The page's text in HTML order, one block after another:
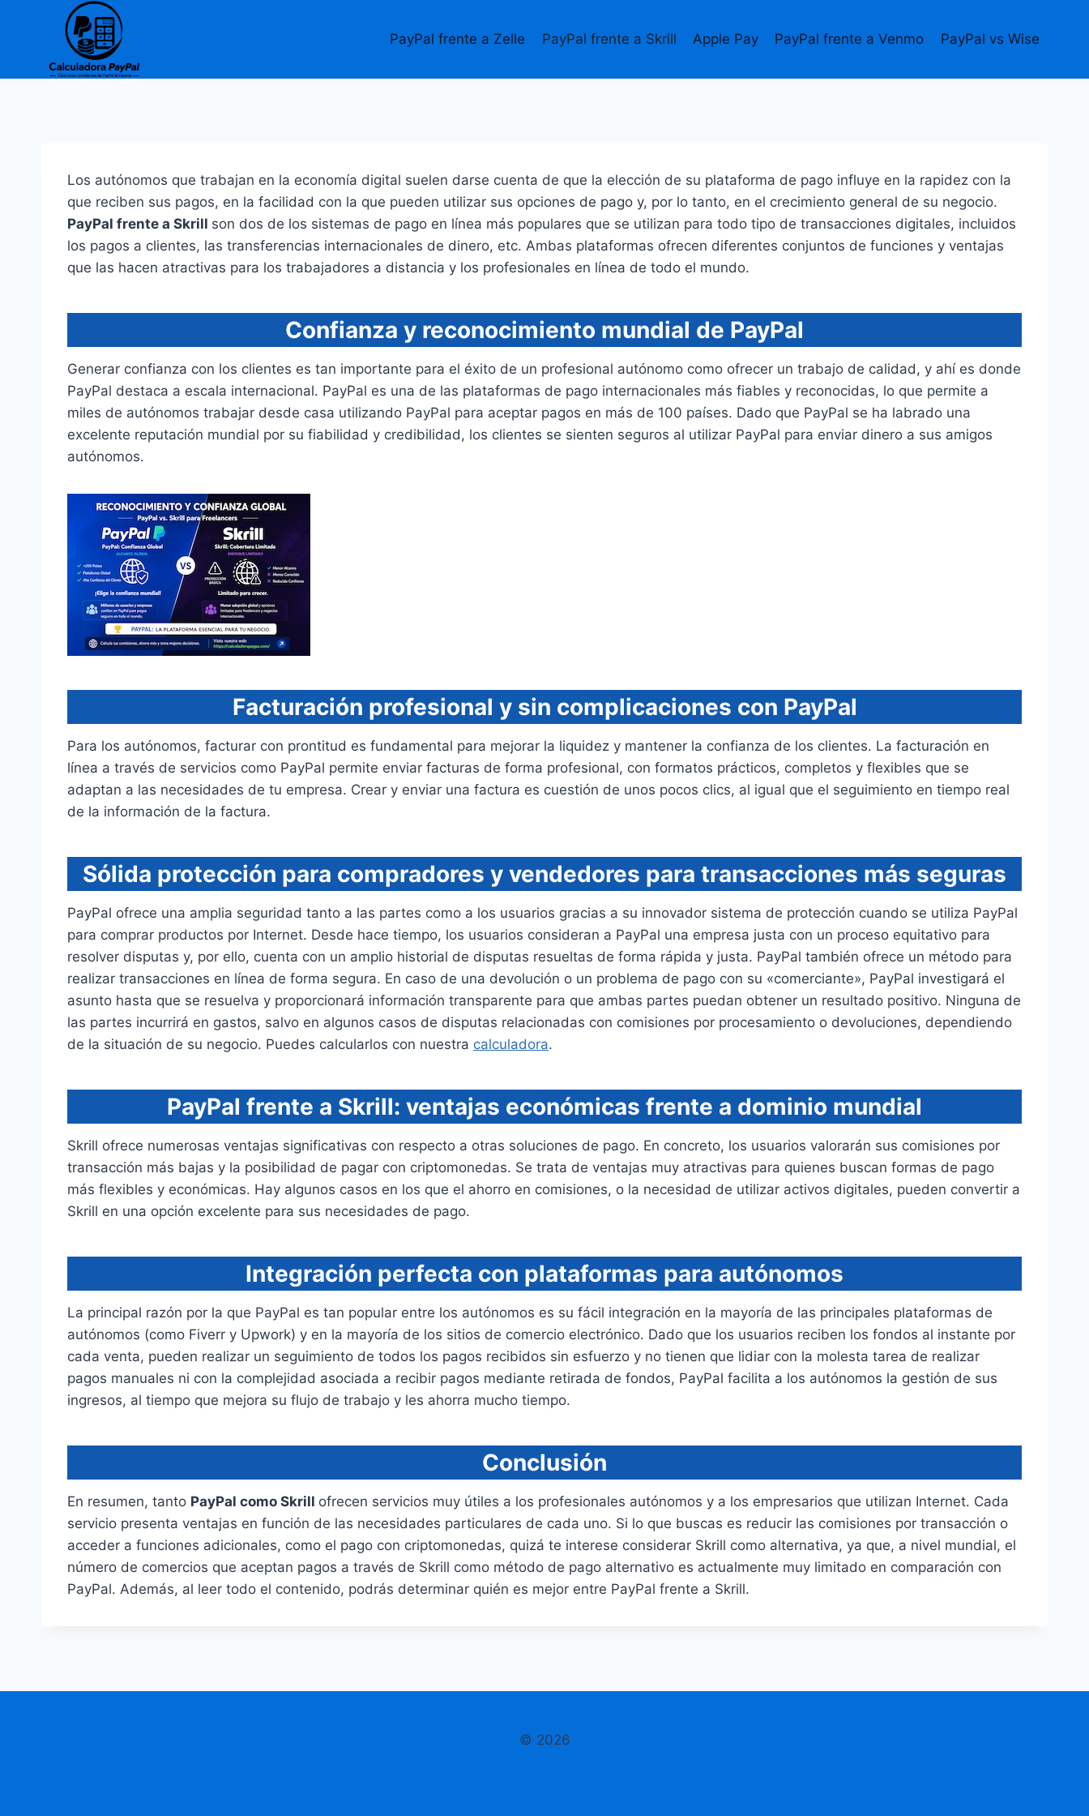
PayPal frente a Zelle PayPal frente a Skrill Apple Pay PayPal frente a Venmo PayPal vs Wise
Los autónomos que trabajan en la economía digital suelen darse cuenta de que la elección de su plataforma de pago influye en la rapidez con la
que reciben sus pagos, en la facilidad con la que pueden utilizar sus opciones de pago y, por lo tanto, en el crecimiento general de su negocio.
PayPal frente a Skrill son dos de los sistemas de pago en línea más populares que se utilizan para todo tipo de transacciones digitales, incluidos
los pagos a clientes, las transferencias internacionales de dinero, etc. Ambas plataformas ofrecen diferentes conjuntos de funciones y ventajas
que las hacen atractivas para los trabajadores a distancia y los profesionales en línea de todo el mundo.
Confianza y reconocimiento mundial de PayPal
Generar confianza con los clientes es tan importante para el éxito de un profesional autónomo como ofrecer un trabajo de calidad, y ahí es donde
PayPal destaca a escala internacional. PayPal es una de las plataformas de pago internacionales más fiables y reconocidas, lo que permite a
miles de autónomos trabajar desde casa utilizando PayPal para aceptar pagos en más de 100 países. Dado que PayPal se ha labrado una
excelente reputación mundial por su fiabilidad y credibilidad, los clientes se sienten seguros al utilizar PayPal para enviar dinero a sus amigos
autónomos.
Facturación profesional y sin complicaciones con PayPal
Para los autónomos, facturar con prontitud es fundamental para mejorar la liquidez y mantener la confianza de los clientes. La facturación en
línea a través de servicios como PayPal permite enviar facturas de forma profesional, con formatos prácticos, completos y flexibles que se
adaptan a las necesidades de tu empresa. Crear y enviar una factura es cuestión de unos pocos clics, al igual que el seguimiento en tiempo real
de la información de la factura.
Sólida protección para compradores y vendedores para transacciones más seguras
PayPal ofrece una amplia seguridad tanto a las partes como a los usuarios gracias a su innovador sistema de protección cuando se utiliza PayPal
para comprar productos por Internet. Desde hace tiempo, los usuarios consideran a PayPal una empresa justa con un proceso equitativo para
resolver disputas y, por ello, cuenta con un amplio historial de disputas resueltas de forma rápida y justa. PayPal también ofrece un método para
realizar transacciones en línea de forma segura. En caso de una devolución o un problema de pago con su «comerciante», PayPal investigará el
asunto hasta que se resuelva y proporcionará información transparente para que ambas partes puedan obtener un resultado positivo. Ninguna de
las partes incurrirá en gastos, salvo en algunos casos de disputas relacionadas con comisiones por procesamiento o devoluciones, dependiendo
de la situación de su negocio. Puedes calcularlos con nuestra calculadora.
PayPal frente a Skrill: ventajas económicas frente a dominio mundial
Skrill ofrece numerosas ventajas significativas con respecto a otras soluciones de pago. En concreto, los usuarios valorarán sus comisiones por
transacción más bajas y la posibilidad de pagar con criptomonedas. Se trata de ventajas muy atractivas para quienes buscan formas de pago
más flexibles y económicas. Hay algunos casos en los que el ahorro en comisiones, o la necesidad de utilizar activos digitales, pueden convertir a
Skrill en una opción excelente para sus necesidades de pago.
Integración perfecta con plataformas para autónomos
La principal razón por la que PayPal es tan popular entre los autónomos es su fácil integración en la mayoría de las principales plataformas de
autónomos (como Fiverr y Upwork) y en la mayoría de los sitios de comercio electrónico. Dado que los usuarios reciben los fondos al instante por
cada venta, pueden realizar un seguimiento de todos los pagos recibidos sin esfuerzo y no tienen que lidiar con la molesta tarea de realizar
pagos manuales ni con la complejidad asociada a recibir pagos mediante retirada de fondos, PayPal facilita a los autónomos la gestión de sus
ingresos, al tiempo que mejora su flujo de trabajo y les ahorra mucho tiempo.
Conclusión
En resumen, tanto PayPal como Skrill ofrecen servicios muy útiles a los profesionales autónomos y a los empresarios que utilizan Internet. Cada
servicio presenta ventajas en función de las necesidades particulares de cada uno. Si lo que buscas es reducir las comisiones por transacción o
acceder a funciones adicionales, como el pago con criptomonedas, quizá te interese considerar Skrill como alternativa, ya que, a nivel mundial, el
número de comercios que aceptan pagos a través de Skrill como método de pago alternativo es actualmente muy limitado en comparación con
PayPal. Además, al leer todo el contenido, podrás determinar quién es mejor entre PayPal frente a Skrill.
© 2026